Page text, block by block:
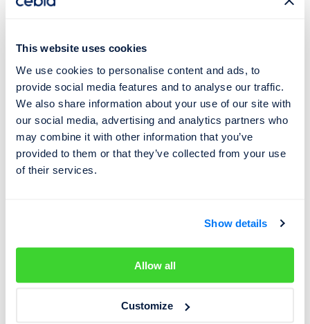
This website uses cookies
We use cookies to personalise content and ads, to
provide social media features and to analyse our traffic.
We also share information about your use of our site with
our social media, advertising and analytics partners who
may combine it with other information that you’ve
provided to them or that they’ve collected from your use
of their services.
Show details
Allow all
Customize
Země
Albánie
Uznává i český řidičský
průkaz.
Arménie
Ázerbájdžán -
Bahamy
úmluvy.
Uznává i doklad dle Ženevské
úmluvy.